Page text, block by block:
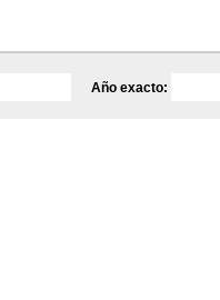
Año exacto: